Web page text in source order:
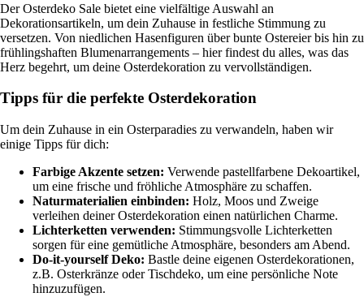
Der Osterdeko Sale bietet eine vielfältige Auswahl an
Dekorationsartikeln, um dein Zuhause in festliche Stimmung zu
versetzen. Von niedlichen Hasenfiguren über bunte Ostereier bis hin zu
frühlingshaften Blumenarrangements – hier findest du alles, was das
Herz begehrt, um deine Osterdekoration zu vervollständigen.
Tipps für die perfekte Osterdekoration
Um dein Zuhause in ein Osterparadies zu verwandeln, haben wir
einige Tipps für dich:
Farbige Akzente setzen: Verwende pastellfarbene Dekoartikel,
um eine frische und fröhliche Atmosphäre zu schaffen.
Naturmaterialien einbinden: Holz, Moos und Zweige
verleihen deiner Osterdekoration einen natürlichen Charme.
Lichterketten verwenden: Stimmungsvolle Lichterketten
sorgen für eine gemütliche Atmosphäre, besonders am Abend.
Do-it-yourself Deko: Bastle deine eigenen Osterdekorationen,
z.B. Osterkränze oder Tischdeko, um eine persönliche Note
hinzuzufügen.